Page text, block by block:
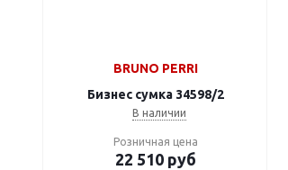
BRUNO PERRI
Бизнес сумка 34598/2
В наличии
Розничная цена
22 510руб